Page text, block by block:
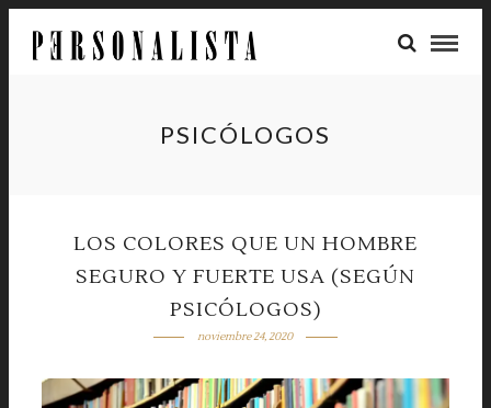
PSICÓLOGOS
LOS COLORES QUE UN HOMBRE
SEGURO Y FUERTE USA (SEGÚN
PSICÓLOGOS)
noviembre 24, 2020